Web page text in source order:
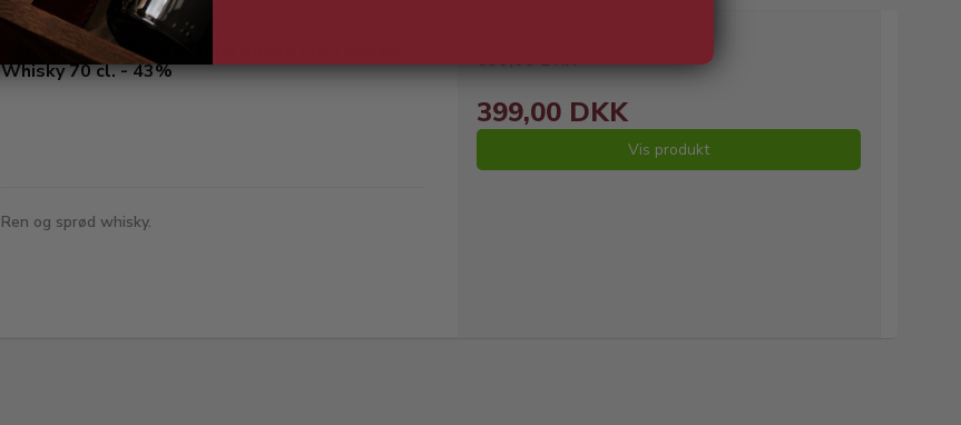
Dalwhinnie 15 års Highland Single Malt Scotch
Whisky 70 cl. - 43%
Ren og sprød whisky.
599,00 DKK
399,00 DKK
Vis produkt